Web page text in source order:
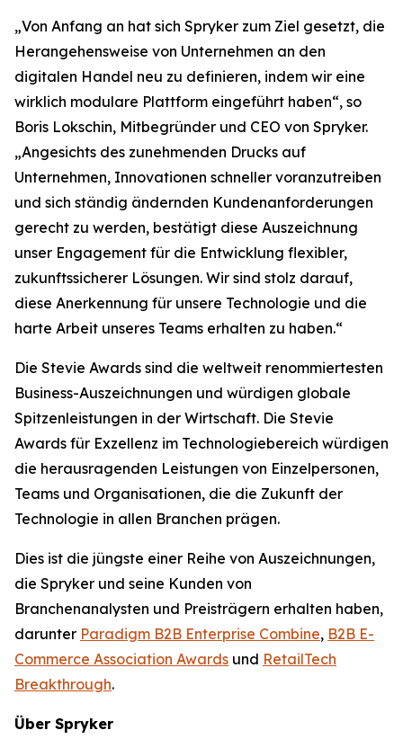
„Von Anfang an hat sich Spryker zum Ziel gesetzt, die
Herangehensweise von Unternehmen an den
digitalen Handel neu zu definieren, indem wir eine
wirklich modulare Plattform eingeführt haben“, so
Boris Lokschin, Mitbegründer und CEO von Spryker.
„Angesichts des zunehmenden Drucks auf
Unternehmen, Innovationen schneller voranzutreiben
und sich ständig ändernden Kundenanforderungen
gerecht zu werden, bestätigt diese Auszeichnung
unser Engagement für die Entwicklung flexibler,
zukunftssicherer Lösungen. Wir sind stolz darauf,
diese Anerkennung für unsere Technologie und die
harte Arbeit unseres Teams erhalten zu haben.“
Die Stevie Awards sind die weltweit renommiertesten
Business-Auszeichnungen und würdigen globale
Spitzenleistungen in der Wirtschaft. Die Stevie
Awards für Exzellenz im Technologiebereich würdigen
die herausragenden Leistungen von Einzelpersonen,
Teams und Organisationen, die die Zukunft der
Technologie in allen Branchen prägen.
Dies ist die jüngste einer Reihe von Auszeichnungen,
die Spryker und seine Kunden von
Branchenanalysten und Preisträgern erhalten haben,
darunter Paradigm B2B Enterprise Combine, B2B E-
Commerce Association Awards und RetailTech
Breakthrough.
Über Spryker